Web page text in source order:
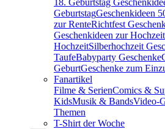
18. Geburtstag
GeburtstagGeschenkideen
zur RenteRichtfest
Geschenkideen zur Hochzeit
HochzeitSilberhochzeit
TaufeBabyparty Geschenke
GeburtGeschenke zum
Fanartikel
Filme & SerienComics &
KidsMusik & BandsVideo-
Themen
T-Shirt der Woche